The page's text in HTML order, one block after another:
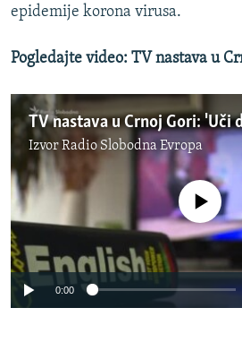
MOJA EVROPA
NASTANAK I RASPAD JUGOSLAVIJE
epidemije korona virusa.
Pogledajte video: TV nastava u
TV nastava u Crnoj Gori: 'Uči
IzvorRadio Slobodna Evropa
No media source
0:00